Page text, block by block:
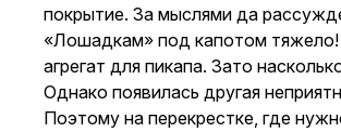
покрытие. За мыслями да
«Лошадкам» под капотом тяжело!
агрегат для пикапа. Зато
Однако появилась другая
Поэтому на перекрестке, где